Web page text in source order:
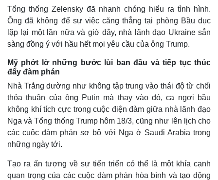
Thế giới
Quan sát
Cuộc sống đó đây
Hồ sơ
Multimedia
Ảnh
E-Magazine
Infographic
Tổng thống Zelensky đã nhanh chóng hiểu ra tình hình.
Ông đã không để sự việc căng thẳng tại phòng Bầu dục
lặp lại một lần nữa và giờ đây, nhà lãnh đạo Ukraine sẵn
sàng đồng ý với hầu hết mọi yêu cầu của ông Trump.
Mỹ phớt lờ những bước lùi ban đầu và tiếp tục thúc
đẩy đàm phán
Nhà Trắng dường như không tập trung vào thái độ từ chối
thỏa thuận của ông Putin mà thay vào đó, ca ngợi bầu
không khí tích cực trong cuộc điện đàm giữa nhà lãnh đạo
Nga và Tổng thống Trump hôm 18/3, cũng như lên lịch cho
các cuộc đàm phán sơ bộ với Nga ở Saudi Arabia trong
những ngày tới.
Tạo ra ấn tượng về sự tiến triển có thể là một khía cạnh
quan trọng của các cuộc đàm phán hòa bình và tạo động